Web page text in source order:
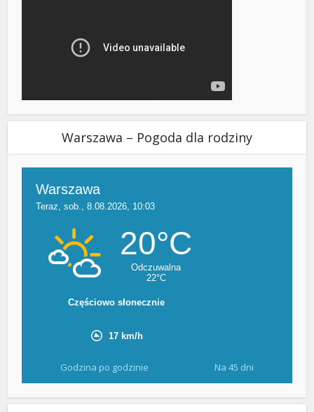
Warszawa – Pogoda dla rodziny
Godzina po godzinie Na 45 dni